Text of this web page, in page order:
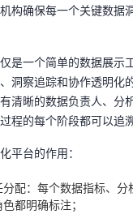
构确保每一个关键数据
是一个简单的数据展示
洞察追踪和协作透明化
清晰的数据负责人、分
程的每个阶段都可以追
平台的作用：
配：每个数据指标、分
都明确标注；